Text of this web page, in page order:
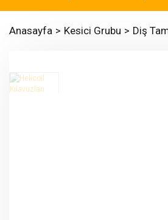
Anasayfa Kesici Grubu Diş